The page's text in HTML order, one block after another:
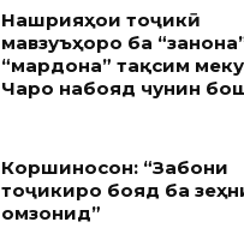
Нашрияҳои тоҷикӣ
мавзуъҳоро ба
“мардона” тақсим
Чаро набояд чунин
Коршиносон: “Забони
тоҷикиро бояд ба
омӯзонид”